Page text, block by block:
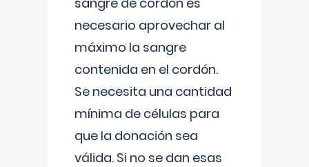
necesario aprovechar al
máximo la sangre
contenida en el cordón.
Se necesita una cantidad
mínima de células para
que la donación sea
válida. Si no se dan esas